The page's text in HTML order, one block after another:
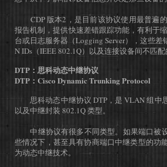
CDP 版本2，是目前该协议使用最普遍
报告机制，提供快速差错跟踪功能，有利于
台或日志服务器（Logging Server），这些
N IDs（IEEE 802.1Q）以及连接设备间不匹配
DTP：思科动态中继协议
DTP：Cisco Dynamic Trunking Protocol
思科动态中继协议 DTP，是 VLAN 组中
以及中继封装 802.1Q 类型。
中继协议有很多不同类型。如果端口被
些情况下，甚至具有协商端口中继类型的功
为动态中继技术。